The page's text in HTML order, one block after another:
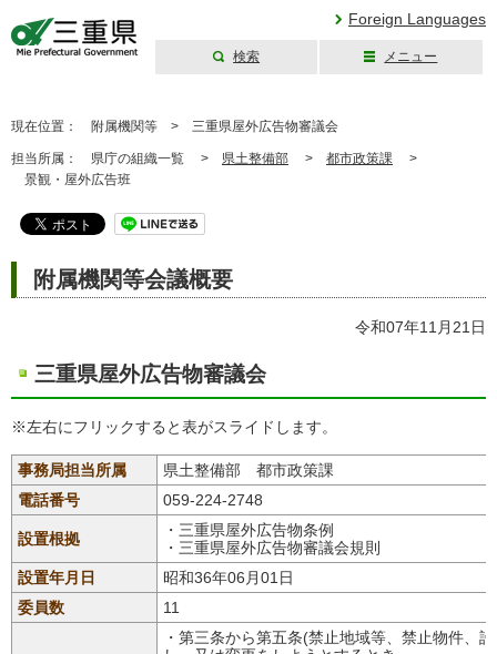
Foreign Languages
検索 メニュー
現在位置： 附属機関等 > 三重県屋外広告物審議会
担当所属： 県庁の組織一覧 > 県土整備部 > 都市政策課 >
景観・屋外広告班
附属機関等会議概要
令和07年11月21日
三重県屋外広告物審議会
※左右にフリックすると表がスライドします。
事務局担当所属
県土整備部 都市政策課
電話番号
059-224-2748
設置根拠
・三重県屋外広告物条例
・三重県屋外広告物審議会規則
設置年月日
昭和36年06月01日
委員数
11
・第三条から第五条(禁止地域等、禁止物件、